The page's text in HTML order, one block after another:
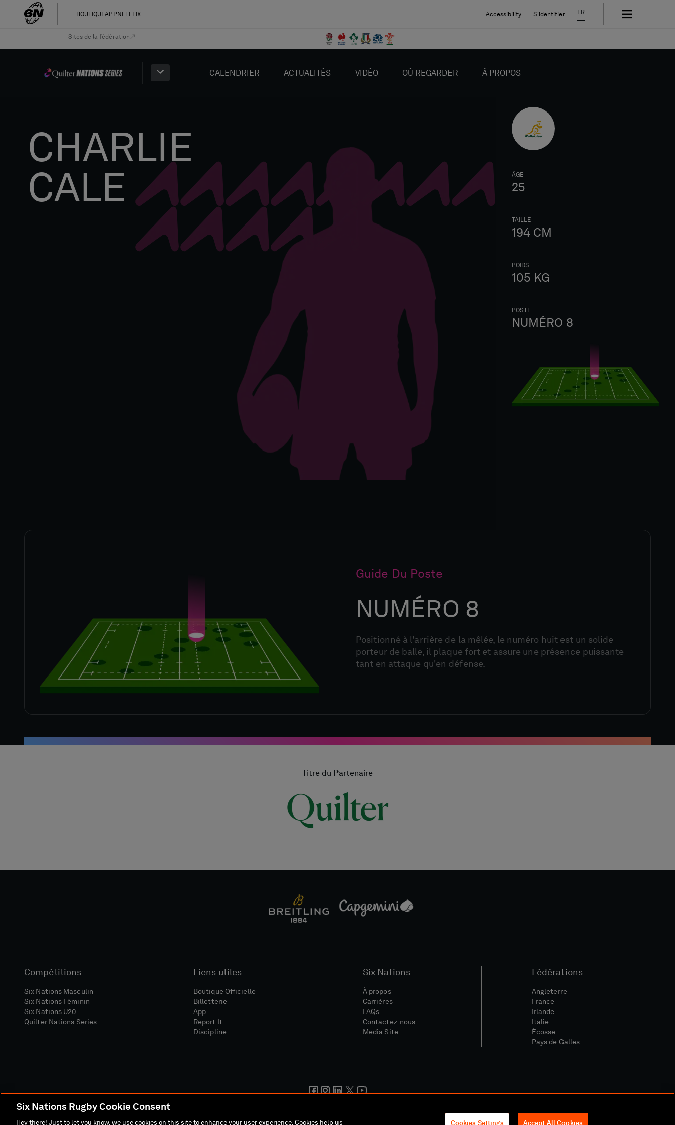
BOUTIQUEAPP NETFLIX Accessibility S'identifier FR
Sites de la fédération
CALENDRIER ACTUALITÉS VIDÉO OÙ REGARDER À PROPOS
CHARLIE
CALE
ÂGE
25
TAILLE
194 CM
POIDS
105 KG
POSTE
NUMÉRO 8
Guide Du Poste
NUMÉRO 8
Positionné à l'arrière de la mêlée, le numéro huit est un solide
porteur de balle, il plaque fort et assure une présence puissante
tant en attaque qu'en défense.
Titre du Partenaire
Compétitions
Six Nations Masculin
Six Nations Féminin
Six Nations U20
Quilter Nations Series
Liens utiles
Boutique Officielle
Billetterie
App
Report It
Discipline
Six Nations
À propos
Carrières
FAQs
Contactez-nous
Media Site
Fédérations
Angleterre
France
Irlande
Italie
Écosse
Pays de Galles
Politique Sociale Et Numérique
Six Nations Rugby Cookie Consent
Hey there! Just to let you know, we use cookies on this site to enhance your user experience. Cookies help us Cookies Settings Accept All Cookies